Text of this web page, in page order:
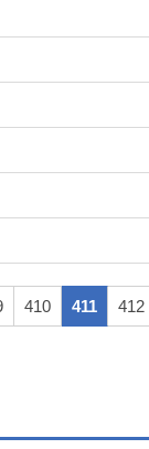
410 411 412